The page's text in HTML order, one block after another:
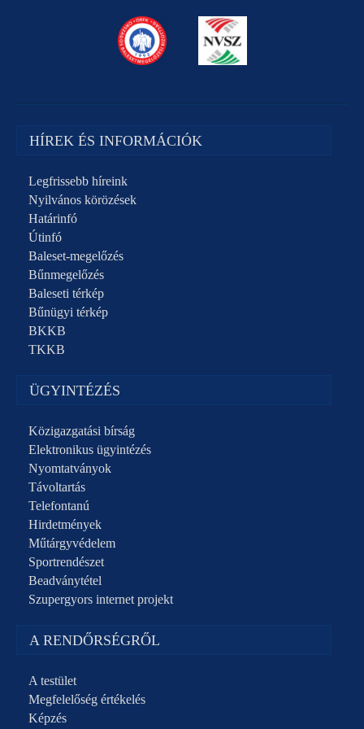
HÍREK ÉS INFORMÁCIÓK
Legfrissebb híreink
Nyilvános körözések
Határinfó
Útinfó
Baleset-megelőzés
Bűnmegelőzés
Baleseti térkép
Bűnügyi térkép
BKKB
TKKB
ÜGYINTÉZÉS
Közigazgatási bírság
Elektronikus ügyintézés
Nyomtatványok
Távoltartás
Telefontanú
Hirdetmények
Műtárgyvédelem
Sportrendészet
Beadványtétel
Szupergyors internet projekt
A RENDŐRSÉGRŐL
A testület
Megfelelőség értékelés
Képzés